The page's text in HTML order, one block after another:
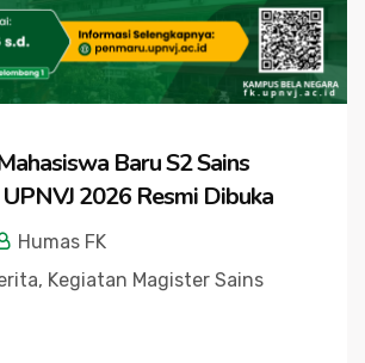
Baru S2 Sains
2026 Resmi Dibuka
Humas FK
, Kegiatan Magister Sains